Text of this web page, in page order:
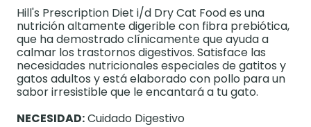
Hill's Prescription Diet i/d Dry Cat Food es una
nutrición altamente digerible con fibra prebiótica,
que ha demostrado clínicamente que ayuda a
calmar los trastornos digestivos. Satisface las
necesidades nutricionales especiales de gatitos y
gatos adultos y está elaborado con pollo para un
sabor irresistible que le encantará a tu gato.
NECESIDAD:Cuidado Digestivo